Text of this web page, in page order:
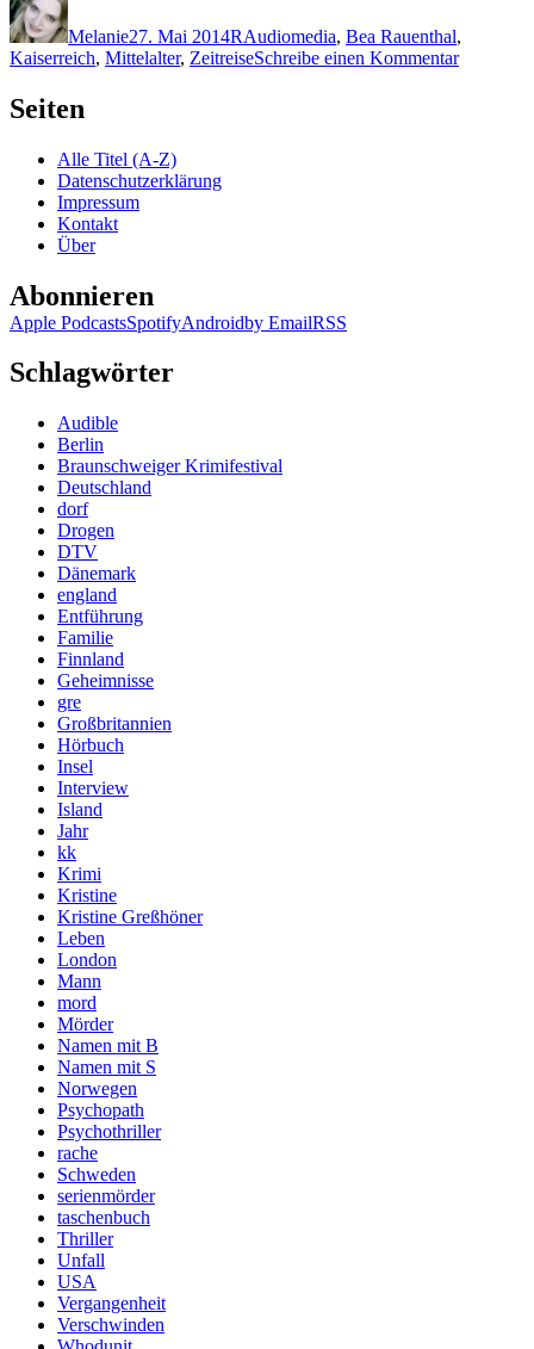
Melanie27. Mai 2014RAudiomedia, Bea Rauenthal,
Kaiserreich, Mittelalter, ZeitreiseSchreibe einen Kommentarzu
Seiten
Alle Titel (A-Z)
Datenschutzerklärung
Impressum
Kontakt
Über
Abonnieren
Apple PodcastsSpotifyAndroidby EmailRSS
Schlagwörter
Audible
Berlin
Braunschweiger Krimifestival
Deutschland
dorf
Drogen
DTV
Dänemark
england
Entführung
Familie
Finnland
Geheimnisse
gre
Großbritannien
Hörbuch
Insel
Interview
Island
Jahr
kk
Krimi
Kristine
Kristine Greßhöner
Leben
London
Mann
mord
Mörder
Namen mit B
Namen mit S
Norwegen
Psychopath
Psychothriller
rache
Schweden
serienmörder
taschenbuch
Thriller
Unfall
USA
Vergangenheit
Verschwinden